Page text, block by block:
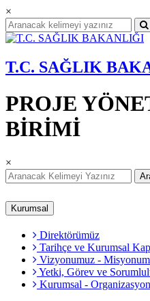
×
T.C. SAĞLIK
PROJE
BİRİMİ
×
Kurumsal
Direktörümüz
Tarihçe ve Kurumsal
Vizyonumuz -
Yetki, Görev ve
Kurumsal - Organizasyon